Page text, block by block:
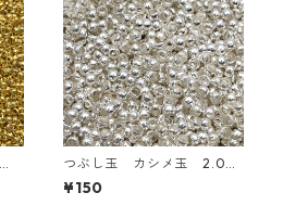
つぶし玉 カシメ玉 2.0
㎜ シルバー【AP-cb-2.0
s】
¥150